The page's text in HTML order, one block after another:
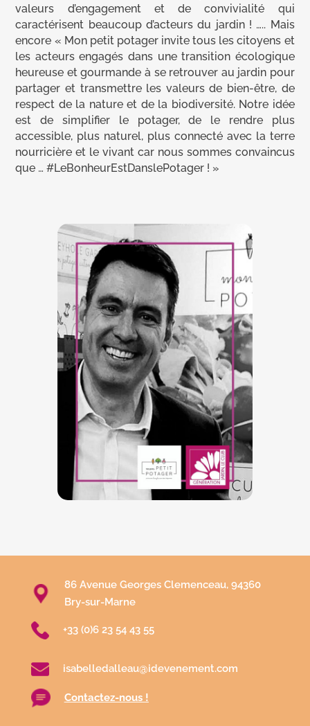
valeurs d’engagement et de convivialité qui
caractérisent beaucoup d’acteurs du jardin ! ….. Mais
encore « Mon petit potager invite tous les citoyens et
les acteurs engagés dans une transition écologique
heureuse et gourmande à se retrouver au jardin pour
partager et transmettre les valeurs de bien-être, de
respect de la nature et de la biodiversité. Notre idée
est de simplifier le potager, de le rendre plus
accessible, plus naturel, plus connecté avec la terre
nourricière et le vivant car nous sommes convaincus
que …#LeBonheurEstDanslePotager ! »
86 Avenue Georges Clemenceau, 94360
Bry-sur-Marne
+33 (0)6 23 54 43 55
isabelledalleau@idevenement.com
Contactez-nous !